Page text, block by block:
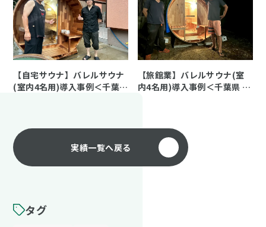
【自宅サウナ】バレルサウナ
(室内4名用)導入事例＜千葉県
【旅館業】バレルサウナ(室
内4名用)導入事例＜千葉県 旅
実績一覧へ戻る
タグ